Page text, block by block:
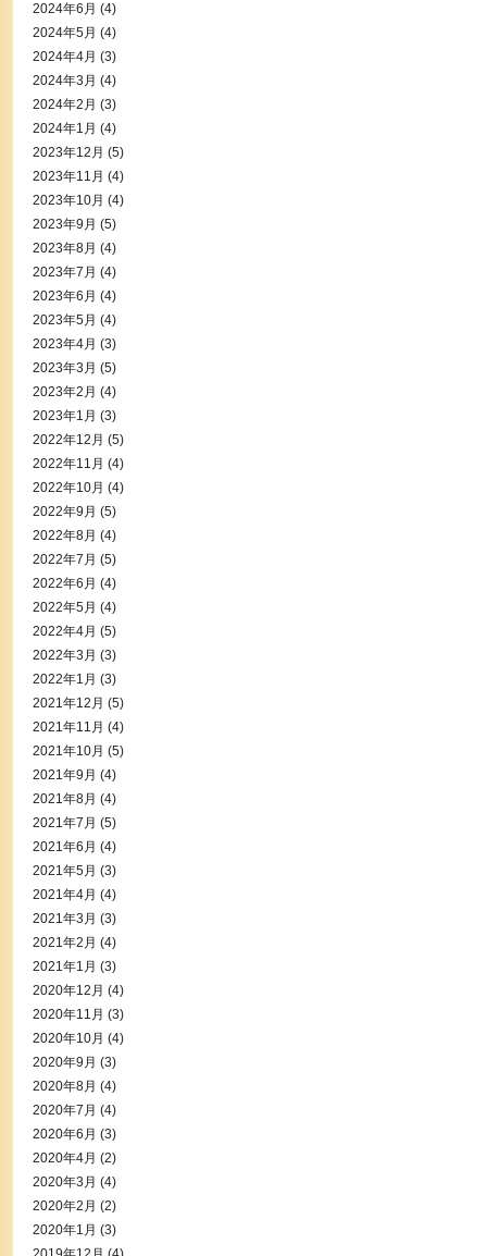
2024年6月 (4)
2024年5月 (4)
2024年4月 (3)
2024年3月 (4)
2024年2月 (3)
2024年1月 (4)
2023年12月 (5)
2023年11月 (4)
2023年10月 (4)
2023年9月 (5)
2023年8月 (4)
2023年7月 (4)
2023年6月 (4)
2023年5月 (4)
2023年4月 (3)
2023年3月 (5)
2023年2月 (4)
2023年1月 (3)
2022年12月 (5)
2022年11月 (4)
2022年10月 (4)
2022年9月 (5)
2022年8月 (4)
2022年7月 (5)
2022年6月 (4)
2022年5月 (4)
2022年4月 (5)
2022年3月 (3)
2022年1月 (3)
2021年12月 (5)
2021年11月 (4)
2021年10月 (5)
2021年9月 (4)
2021年8月 (4)
2021年7月 (5)
2021年6月 (4)
2021年5月 (3)
2021年4月 (4)
2021年3月 (3)
2021年2月 (4)
2021年1月 (3)
2020年12月 (4)
2020年11月 (3)
2020年10月 (4)
2020年9月 (3)
2020年8月 (4)
2020年7月 (4)
2020年6月 (3)
2020年4月 (2)
2020年3月 (4)
2020年2月 (2)
2020年1月 (3)